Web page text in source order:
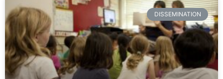
DISSEMINATION